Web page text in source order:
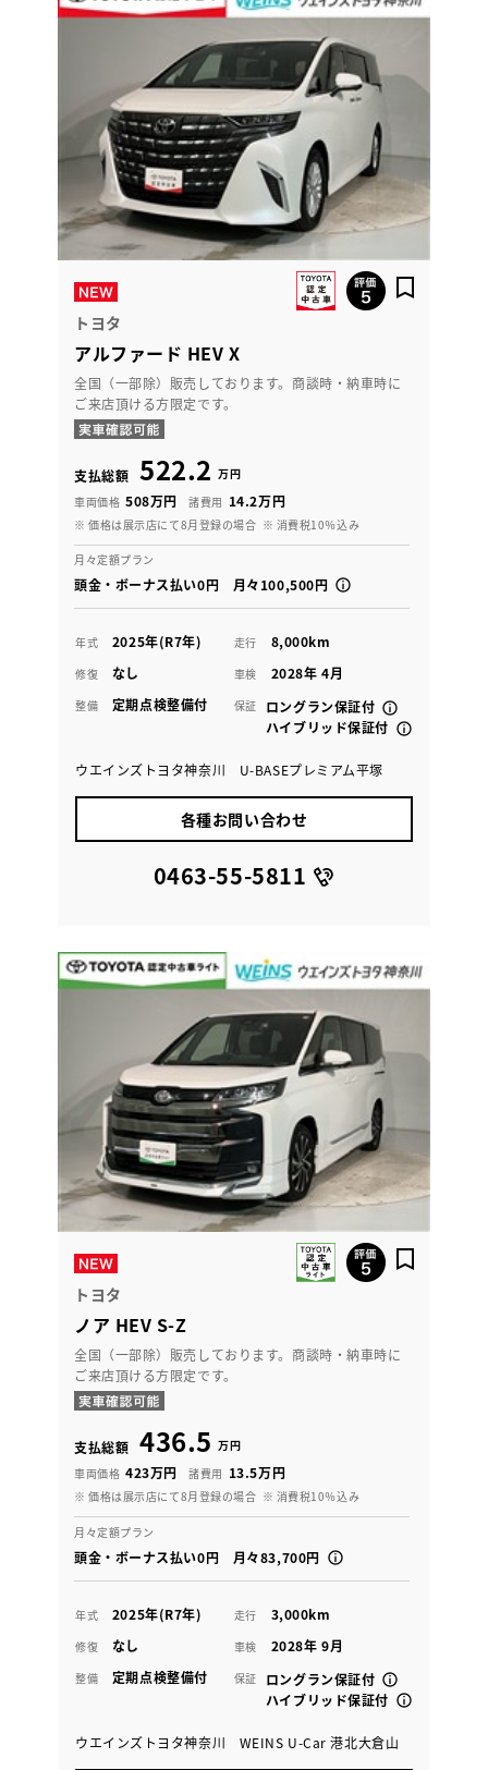
トヨタ
アルファード HEV X
全国（一部除）販売しております。商談時・納車時に
ご来店頂ける方限定です。
支払総額 522.2 万円
車両価格 508万円 諸費用 14.2万円
※ 価格は展示店にて8月登録の場合 ※ 消費税10％込み
月々定額プラン
頭金・ボーナス払い0円 月々100,500円
年式 2025年(R7年) 走行 8,000km
修復 なし 車検 2028年 4月
整備 定期点検整備付 保証
ロングラン保証付
ハイブリッド保証付
ウエインズトヨタ神奈川 U-BASEプレミアム平塚
各種お問い合わせ
0463-55-5811
トヨタ
ノア HEV S-Z
全国（一部除）販売しております。商談時・納車時に
ご来店頂ける方限定です。
支払総額 436.5 万円
車両価格 423万円 諸費用 13.5万円
※ 価格は展示店にて8月登録の場合 ※ 消費税10％込み
月々定額プラン
頭金・ボーナス払い0円 月々83,700円
年式 2025年(R7年) 走行 3,000km
修復 なし 車検 2028年 9月
整備 定期点検整備付 保証
ロングラン保証付
ハイブリッド保証付
ウエインズトヨタ神奈川 WEINS U-Car 港北大倉山